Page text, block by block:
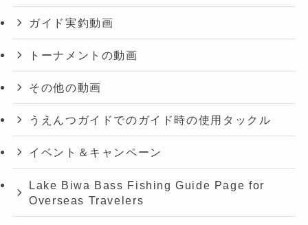
ガイド実釣動画
トーナメントの動画
その他の動画
うえんつガイドでのガイド時の使用タックル
イベント＆キャンペーン
Lake Biwa Bass Fishing Guide Page for
Overseas Travelers